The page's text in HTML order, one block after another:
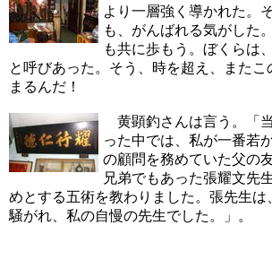
より一層強く導かれた。
も、がんばれる気がした
も共に歩もう。ぼくらは
と呼びあった。そう、時を超え、またこ
まるんだ！
黄顕釣さんは言う。「
った中では、私が一番若
の顧問を務めていた父の
兄弟でもあった張耀文先
めとする五術を教わりました。張先生は
騒がれ、私の自慢の先生でした。」。